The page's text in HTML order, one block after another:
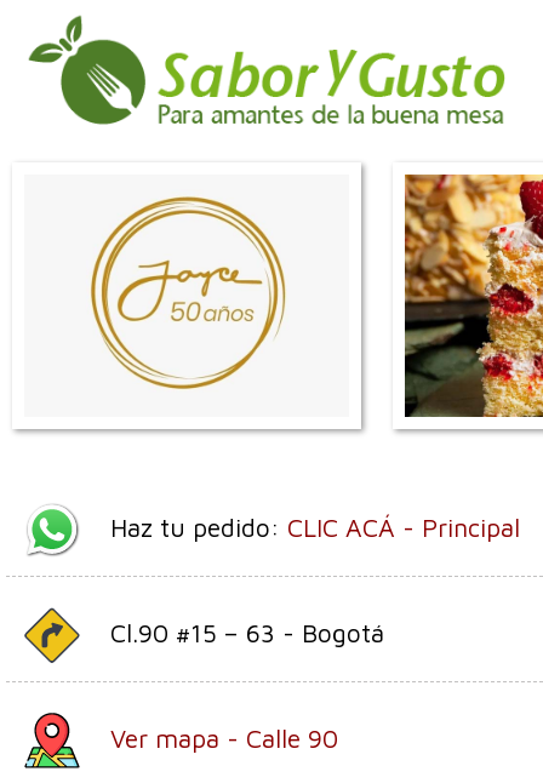
Haz tu pedido: CLIC ACÁ - Principal
Cl.90 #15 – 63 - Bogotá
Ver mapa - Calle 90